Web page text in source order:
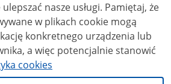
nasze usługi. Pamiętaj, że
w plikach cookie mogą
konkretnego urządzenia lub
a więc potencjalnie stanowić
cookies